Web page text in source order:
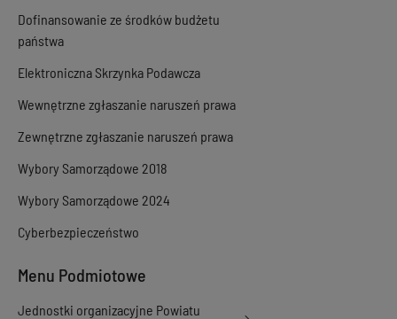
Dofinansowanie ze środków budżetu
państwa
Elektroniczna Skrzynka Podawcza
Wewnętrzne zgłaszanie naruszeń prawa
Zewnętrzne zgłaszanie naruszeń prawa
Wybory Samorządowe 2018
Wybory Samorządowe 2024
Cyberbezpieczeństwo
Menu Podmiotowe
Jednostki organizacyjne Powiatu